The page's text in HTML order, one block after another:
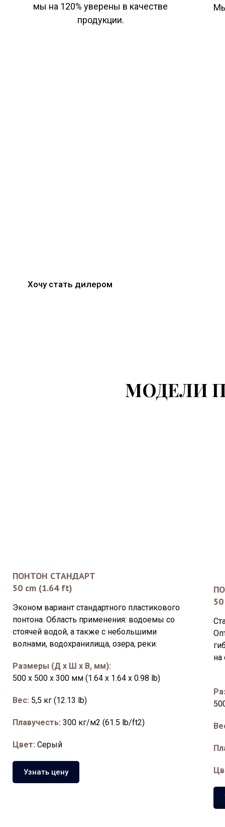
мы на 120% уверены в качестве
продукции.
Хочу стать дилером
МОДЕЛИ
ПОНТОН СТАНДАРТ
50 cm (1.64 ft)
Эконом вариант стандартного пластикового
понтона. Область применения: водоемы со
стоячей водой, а также с небольшими
волнами, водохранилища, озера, реки.
Размеры (Д x Ш x В, мм):
500 x 500 x 300 мм (1.64 x 1.64 x 0.98 lb)
Вес: 5,5 кг (12.13 lb)
Плавучесть: 300 кг/м2 (61.5 lb/ft2)
Цвет: Серый
Узнать цену
на